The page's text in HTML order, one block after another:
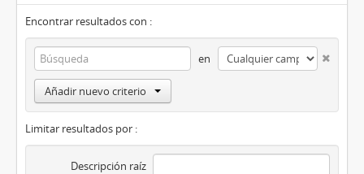
Encontrar resultados con :
en
Añadir nuevo criterio
Limitar resultados por :
Descripción raíz